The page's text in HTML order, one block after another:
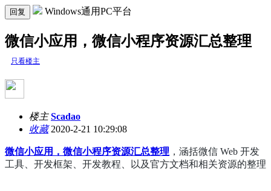
回复 Windows通用PC平台
微信小应用，微信小程序资源汇总整理
只看楼主
楼主 Scadao
收藏2020-2-21 10:29:08
微信小应用，微信小程序资源汇总整理 ，涵括微信 Web 开发
工具、开发框架、开发教程、以及官方文档和相关资源的整理